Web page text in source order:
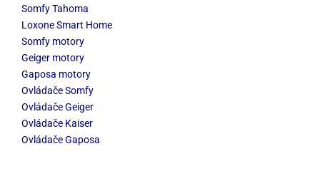
Somfy Tahoma
Loxone Smart Home
Somfy motory
Geiger motory
Gaposa motory
Ovládače Somfy
Ovládače Geiger
Ovládače Kaiser
Ovládače Gaposa